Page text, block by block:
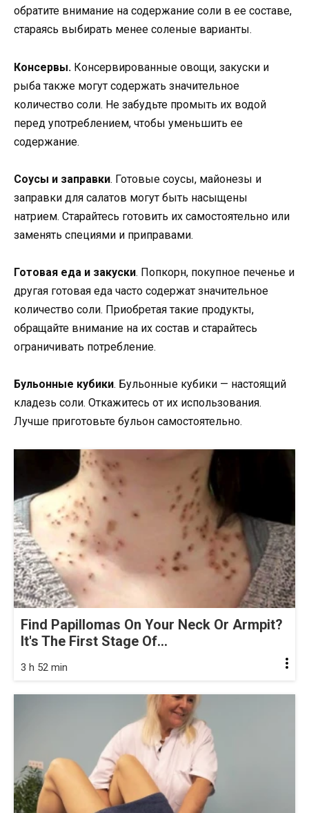
обратите внимание на содержание соли в ее составе,
стараясь выбирать менее соленые варианты.
Консервы. Консервированные овощи, закуски и
рыба также могут содержать значительное
количество соли. Не забудьте промыть их водой
перед употреблением, чтобы уменьшить ее
содержание.
Соусы и заправки. Готовые соусы, майонезы и
заправки для салатов могут быть насыщены
натрием. Старайтесь готовить их самостоятельно или
заменять специями и приправами.
Готовая еда и закуски. Попкорн, покупное печенье и
другая готовая еда часто содержат значительное
количество соли. Приобретая такие продукты,
обращайте внимание на их состав и старайтесь
ограничивать потребление.
Бульонные кубики. Бульонные кубики — настоящий
кладезь соли. Откажитесь от их использования.
Лучше приготовьте бульон самостоятельно.
Find Papillomas On Your Neck Or Armpit?
It's The First Stage Of...
3 h 52 min